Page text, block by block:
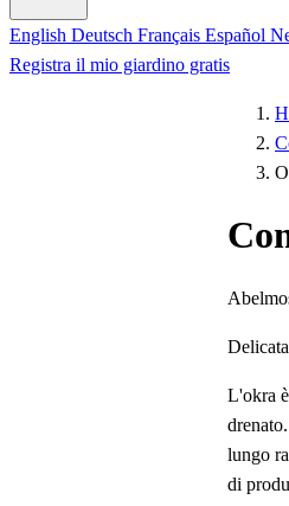
English Deutsch Français Español
Registra il mio giardino gratis
Delicata
L'okra
lungo
di